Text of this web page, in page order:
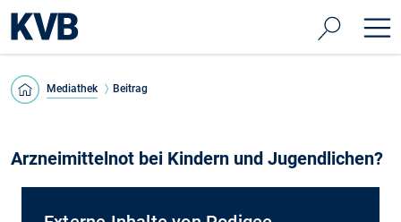
Mediathek Beitrag
Arzneimittelnot bei Kindern und Jugendlichen?